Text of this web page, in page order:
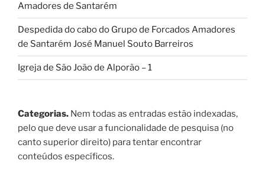
Amadores de Santarém
Despedida do cabo do Grupo de Forcados Amadores
de Santarém José Manuel Souto Barreiros
Igreja de São João de Alporão – 1
Categorias. Nem todas as entradas estão indexadas,
pelo que deve usar a funcionalidade de pesquisa (no
canto superior direito) para tentar encontrar
conteúdos específicos.